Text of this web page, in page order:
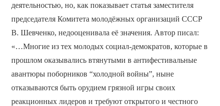
деятельностью, но, как показывает статья заместителя
председателя Комитета молодёжных организаций СССР
В. Шевченко, недооценивала её значения. Автор писал:
«…Многие из тех молодых социал-демократов, которые в
прошлом оказывались втянутыми в антифестивальные
авантюры поборников “холодной войны”, ныне
отказываются быть орудием грязной игры своих
реакционных лидеров и требуют открытого и честного